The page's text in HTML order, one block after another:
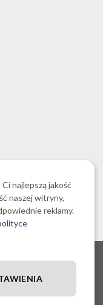
COOKIES
I WYPRZEDAŻ
najlepszą jakość
naszej witryny,
reklamy.